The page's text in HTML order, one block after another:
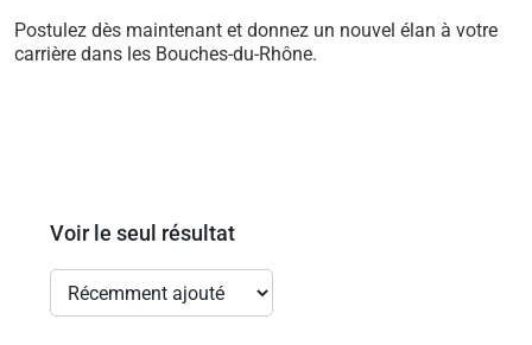
Postulez dès maintenant et donnez un nouvel élan à votre
carrière dans les Bouches-du-Rhône.
Voir le seul résultat